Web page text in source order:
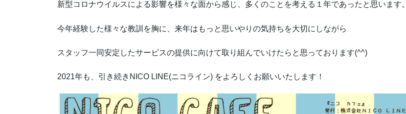
新型コロナウイルスによる影響を様々な面から感じ、多くのことを考える１年であったと思います。
今年経験した様々な教訓を胸に、来年はもっと思いやりの気持ちを大切にしながら
スタッフ一同安定したサービスの提供に向けて取り組んでいけたらと思っております(^^)
2021年も、引き続きNICO LINE(ニコライン) をよろしくお願いいたします！